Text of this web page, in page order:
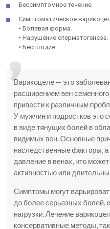
Бессимптомное течение.
Симптоматическое
• Болевая форма.
• Нарушение сперматогенеза.
• Бесплодие.
Варикоцеле — это
расширением вен
привести к различным
У мужчин и подростков это
в виде тянущих болей в
видимых вен. Основные
наследственные факторы,
давление в венах, что
активностью или
Симптомы могут
до более серьезных болей,
нагрузки. Лечение
консервативные методы,